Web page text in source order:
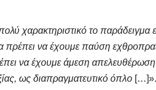
χαρακτηριστικό το παράδειγμα
πρέπει να έχουμε παύση
να έχουμε άμεση
ως διαπραγματευτικό όπλο[…]».